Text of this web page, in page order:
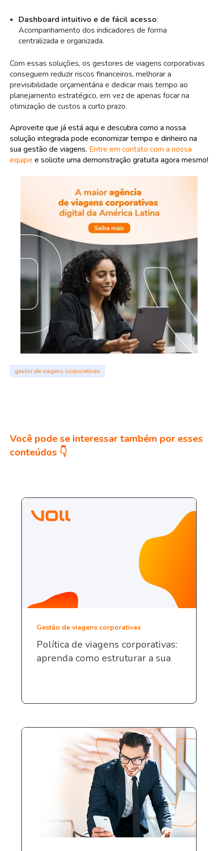
Dashboard intuitivo e de fácil acesso:
Acompanhamento dos indicadores de forma
centralizada e organizada.
Com essas soluções, os gestores de viagens corporativas
conseguem reduzir riscos financeiros, melhorar a
previsibilidade orçamentária e dedicar mais tempo ao
planejamento estratégico, em vez de apenas focar na
otimização de custos a curto prazo.
Aproveite que já está aqui e descubra como a nossa
solução integrada pode economizar tempo e dinheiro na
sua gestão de viagens. Entre em contato com a nossa
equipe e solicite uma demonstração gratuita agora mesmo!
gestor de viagens corporativas
Você pode se interessar também por esses
conteúdos 👇
Gestão de viagens corporativas
Política de viagens corporativas:
aprenda como estruturar a sua